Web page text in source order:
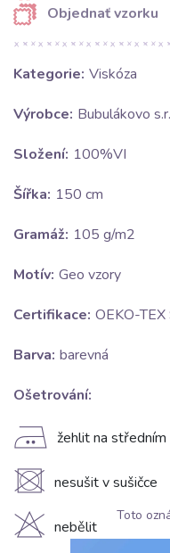
Objednať vzorku
Kategorie: Viskóza
Výrobce: Bubulákovo
Složení: 100%VI
Šířka: 150 cm
Gramáž: 105 g/m2
Motív: Geo vzory
Certifikace: OEKO-
Barva: barevná
Ošetrování:
E žehlit na
U nesušit v sušičce
H nebělit
Toto